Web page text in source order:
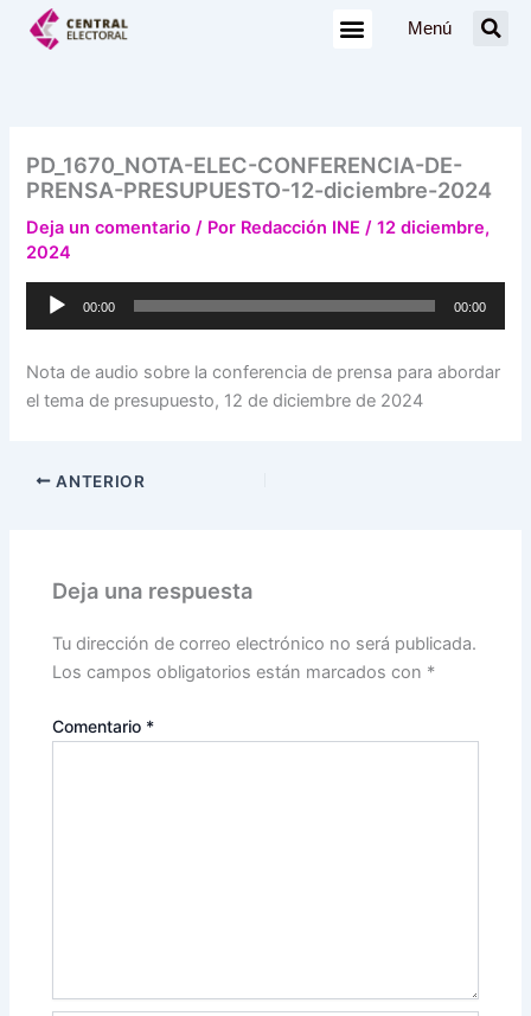
Menú
PD_1670_NOTA-ELEC-CONFERENCIA-DE-
PRENSA-PRESUPUESTO-12-diciembre-2024
Deja un comentario / Por Redacción INE/12 diciembre,
2024
Reproductor
00:00 00:00
Nota de audio sobre la conferencia de prensa para abordar
el tema de presupuesto, 12 de diciembre de 2024
ANTERIOR
Deja una respuesta
Tu dirección de correo electrónico no será publicada.
Los campos obligatorios están marcados con *
Comentario *